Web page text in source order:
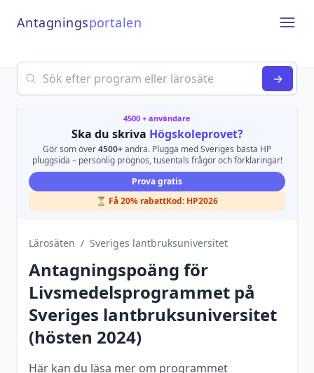
Antagningsportalen
Search
→
4500 + användare
Ska du skriva Högskoleprovet?
Gör som över4500+andra. Plugga med Sveriges bästa HP
pluggsida – personlig prognos, tusentals frågor och förklaringar!
Prova gratis
⏳ Få 20% rabattKod: HP2026
Lärosäten / Sveriges lantbruksuniversitet
Antagningspoäng för
Livsmedelsprogrammet på
Sveriges lantbruksuniversitet
(hösten 2024)
Här kan du läsa mer om programmet